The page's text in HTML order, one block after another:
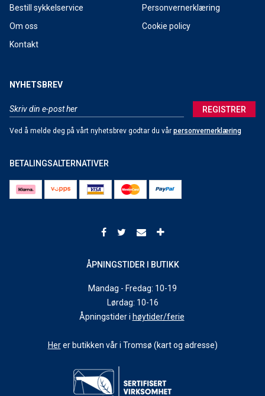
Bestill sykkelservice
Om oss
Kontakt
Personvernerklæring
Cookie policy
NYHETSBREV
REGISTRER
Ved å melde deg på vårt nyhetsbrev godtar du vår personvernerklæring
BETALINGSALTERNATIVER
ÅPNINGSTIDER I BUTIKK
Mandag - Fredag: 10-19
Lørdag: 10-16
Åpningstider i høytider/ferie
Herer butikken vår i Tromsø (kart og adresse)